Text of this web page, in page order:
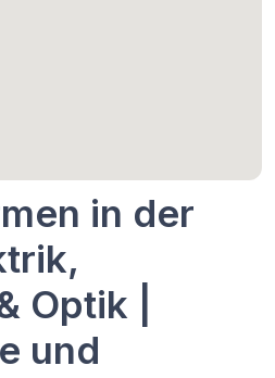
in der
Optik |
und